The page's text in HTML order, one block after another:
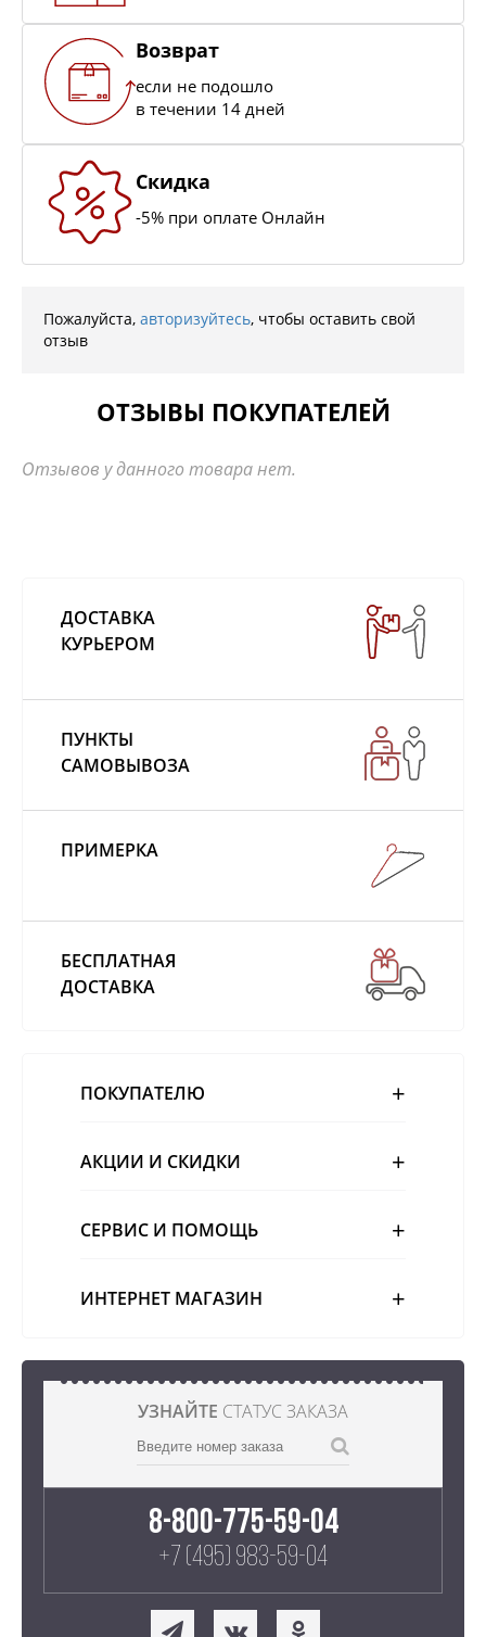
Возврат
если не подошло
в течении 14 дней
Скидка
-5% при оплате Онлайн
Пожалуйста, авторизуйтесь, чтобы оставить свой
отзыв
ОТЗЫВЫ ПОКУПАТЕЛЕЙ
Отзывов у данного товара нет.
ДОСТАВКА
КУРЬЕРОМ
ПУНКТЫ
САМОВЫВОЗА
ПРИМЕРКА
БЕСПЛАТНАЯ
ДОСТАВКА
ПОКУПАТЕЛЮ
АКЦИИ И СКИДКИ
СЕРВИС И ПОМОЩЬ
ИНТЕРНЕТ МАГАЗИН
УЗНАЙТЕ СТАТУС ЗАКАЗА
8-800-775-59-04
+7 (495) 983-59-04